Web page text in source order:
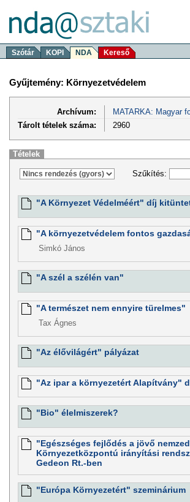
Szótár KOPI NDA Kereső
Gyűjtemény: Környezetvédelem
Archívum:
MATARKA: Magyar
Tárolt tételek száma:
2960
Tételek
Szűkítés:
"A Környezet Védelméért" díj
"A környezetvédelem fontos
Simkó János
"A szél a szélén van"
"A természet nem ennyire türelmes"
Tax Ágnes
"Az élővilágért" pályázat
"Az ipar a környezetért Alapítvány"
"Bio" élelmiszerek?
"Egészséges fejlődés a jövő
Környezetközpontú irányítási
Gedeon Rt.-ben
"Európa Környezetért" szeminárium